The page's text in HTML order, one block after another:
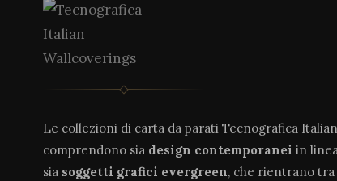
Le collezioni di carta da parati Tecnografica
comprendono sia design contemporanei in
sia soggetti grafici evergreen, che rientrano tra